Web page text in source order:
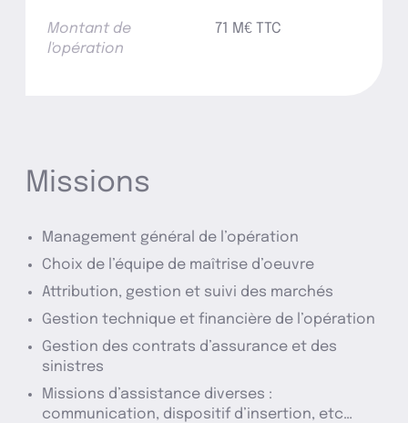
Montant de
l'opération
71 M€ TTC
Missions
Management général de l’opération
Choix de l’équipe de maîtrise d’oeuvre
Attribution, gestion et suivi des marchés
Gestion technique et financière de l’opération
Gestion des contrats d’assurance et des
sinistres
Missions d’assistance diverses :
communication, dispositif d’insertion, etc…